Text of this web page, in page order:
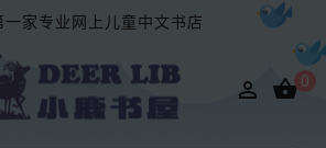
一家专业网上儿童中文书店
 0